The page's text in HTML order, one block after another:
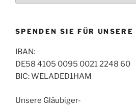
SPENDEN SIE FÜR
IBAN:
DE58 4105 0095 0021 2248 60
BIC: WELADED1HAM
Unsere Gläubiger-